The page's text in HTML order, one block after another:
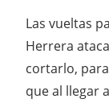
Las vueltas
Herrera
cortarlo,
que al llegar